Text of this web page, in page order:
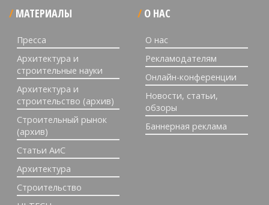
МАТЕРИАЛЫ
Пресса
Архитектура и
строительные науки
Архитектура и
строительство (архив)
Строительный рынок
(архив)
Статьи АиС
Архитектура
Строительство
О НАС
О нас
Рекламодателям
Онлайн-конференции
Новости, статьи,
обзоры
Баннерная реклама